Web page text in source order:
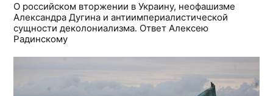
О российском вторжении в Украину, неофашизме
Александра Дугина и антиимпериалистической
сущности деколониализма. Ответ Алексею
Радинскому